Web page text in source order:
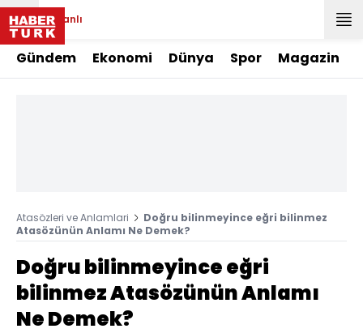
Canlı
Gündem Ekonomi Dünya Spor Magazin
Atasözleri ve Anlamlari
Doğru bilinmeyince eğri bilinmez
Atasözünün Anlamı Ne Demek?
Doğru bilinmeyince eğri
bilinmez Atasözünün Anlamı
Ne Demek?